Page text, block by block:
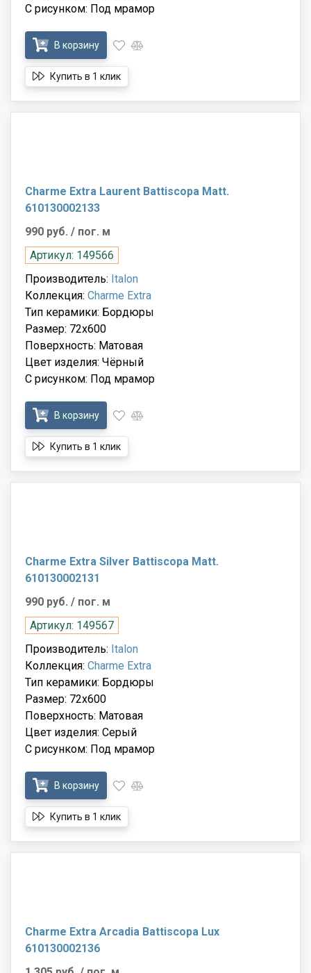
С рисунком: Под мрамор
В корзину
Купить в 1 клик
Charme Extra Laurent Battiscopa Matt.
610130002133
990 руб. / пог. м
Артикул: 149566
Производитель: Italon
Коллекция: Charme Extra
Тип керамики: Бордюры
Размер: 72x600
Поверхность: Матовая
Цвет изделия: Чёрный
С рисунком: Под мрамор
В корзину
Купить в 1 клик
Charme Extra Silver Battiscopa Matt.
610130002131
990 руб. / пог. м
Артикул: 149567
Производитель: Italon
Коллекция: Charme Extra
Тип керамики: Бордюры
Размер: 72x600
Поверхность: Матовая
Цвет изделия: Серый
С рисунком: Под мрамор
В корзину
Купить в 1 клик
Charme Extra Arcadia Battiscopa Lux
610130002136